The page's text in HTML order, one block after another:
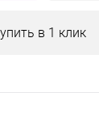
в 1 клик